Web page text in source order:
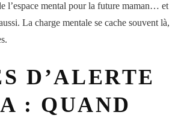
l’espace mental pour la future maman… et
La charge mentale se cache souvent là,
D’ALERTE
: QUAND